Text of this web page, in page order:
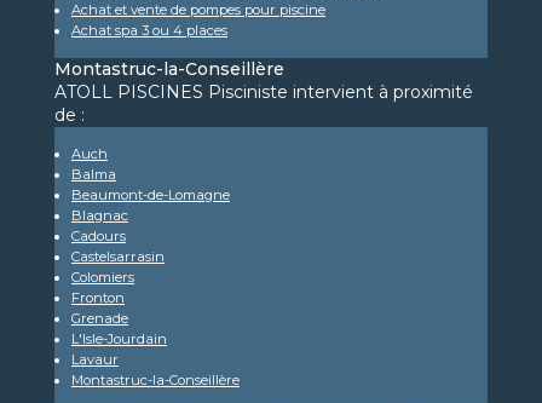
Achat et vente de pompes pour piscine
Achat spa 3 ou 4 places
Montastruc-la-Conseillère
ATOLL PISCINES Pisciniste intervient à proximité
de :
Auch
Balma
Beaumont-de-Lomagne
Blagnac
Cadours
Castelsarrasin
Colomiers
Fronton
Grenade
L'Isle-Jourdain
Lavaur
Montastruc-la-Conseillère